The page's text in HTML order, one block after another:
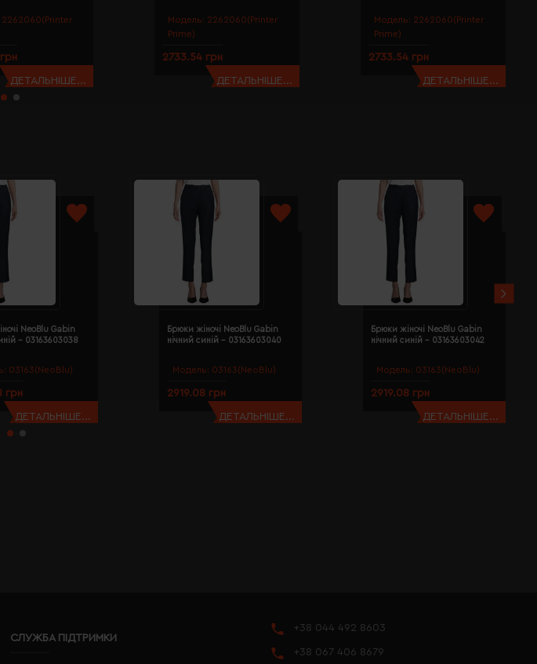
2262060(Printer
ДЕТАЛЬНІШЕ...
Модель: 2262060(Printer
Prime)
2733.54 грн
ДЕТАЛЬНІШЕ...
Модель: 2262060(Printer
Prime)
2733.54 грн
ДЕТАЛЬНІШЕ...
03163(NeoBlu)
NeoBlu Gabin
- 03163603038
грн
ДЕТАЛЬНІШЕ...
Модель: 03163(NeoBlu)
Брюки жіночі NeoBlu Gabin
нічний синій - 03163603040
2919.08 грн
ДЕТАЛЬНІШЕ...
Модель: 03163(NeoBlu)
Брюки жіночі NeoBlu Gabin
нічний синій - 03163603042
2919.08 грн
ДЕТАЛЬНІШЕ...
СЛУЖБА ПІДТРИМКИ
+38 044 492 8603
+38 067 406 8679